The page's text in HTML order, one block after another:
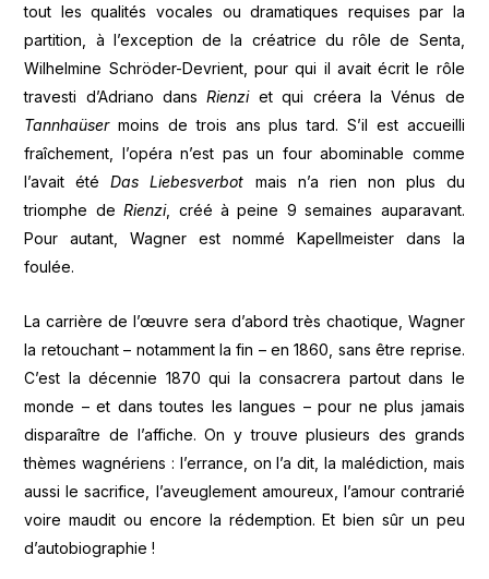
tout les qualités vocales ou dramatiques requises par la
partition, à l’exception de la créatrice du rôle de Senta,
Wilhelmine Schröder-Devrient, pour qui il avait écrit le rôle
travesti d’Adriano dansRienzi et qui créera la Vénus de
Tannhaüsermoins de trois ans plus tard. S’il est accueilli
fraîchement, l’opéra n’est pas un four abominable comme
l’avait étéDas Liebesverbot mais n’a rien non plus du
triomphe deRienzi, créé à peine 9 semaines auparavant.
Pour autant, Wagner est nommé Kapellmeister dans la
foulée.
La carrière de l’œuvre sera d’abord très chaotique, Wagner
la retouchant – notamment la fin – en 1860, sans être reprise.
C’est la décennie 1870 qui la consacrera partout dans le
monde – et dans toutes les langues – pour ne plus jamais
disparaître de l’affiche. On y trouve plusieurs des grands
thèmes wagnériens : l’errance, on l’a dit, la malédiction, mais
aussi le sacrifice, l’aveuglement amoureux, l’amour contrarié
voire maudit ou encore la rédemption. Et bien sûr un peu
d’autobiographie !